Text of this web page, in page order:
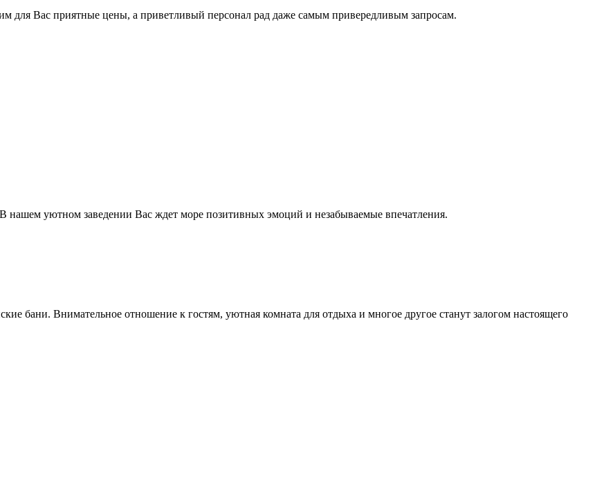
для Вас приятные цены, а приветливый персонал рад даже самым привередливым запросам.
нашем уютном заведении Вас ждет море позитивных эмоций и незабываемые впечатления.
бани. Внимательное отношение к гостям, уютная комната для отдыха и многое другое станут залогом настоящего